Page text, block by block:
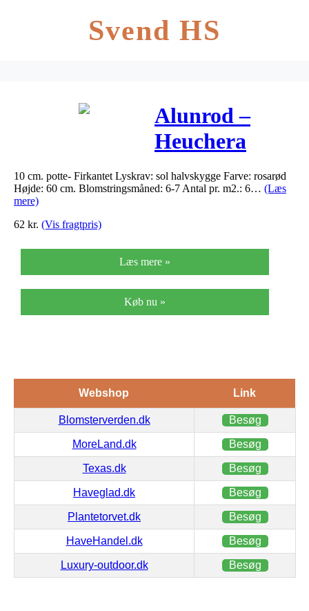
Svend HS
Alunrod –
Heuchera
brizoides
Pruhoniciana
10 cm. potte- Firkantet Lyskrav: sol halvskygge Farve: rosarød
Højde: 60 cm. Blomstringsmåned: 6-7 Antal pr. m2.: 6… (Læs
mere)
62 kr. (Vis fragtpris)
Læs mere »
Køb nu »
Webshop Link
Blomsterverden.dk Besøg
MoreLand.dk Besøg
Texas.dk Besøg
Haveglad.dk Besøg
Plantetorvet.dk Besøg
HaveHandel.dk Besøg
Luxury-outdoor.dk Besøg